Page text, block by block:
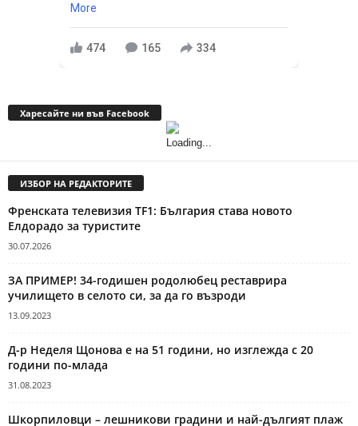
More
474 165 334
Харесайте ни във Facebook
ИЗБОР НА РЕДАКТОРИТЕ
Френската телевизия TF1: България става новото
Елдорадо за туристите
30.07.2026
ЗА ПРИМЕР! 34-годишен родолюбец реставрира
училището в селото си, за да го възроди
13.09.2023
Д-р Неделя Щонова е на 51 години, но изглежда с 20
години по-млада
31.08.2023
Шкорпиловци – лешникови градини и най-дългият плаж